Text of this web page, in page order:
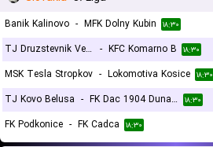
Banik Kalinovo - MFK Dolny Kubin ۱۸:۳۰
TJ Druzstevnik Velke Ludince - KFC Komarno B ۱۸:۳۰
MSK Tesla Stropkov - Lokomotiva Kosice ۱۸:۳۰
TJ Kovo Belusa - FK Dac 1904 Dunajska Streda B ۱۸:۳۰
FK Podkonice - FK Cadca ۱۸:۳۰